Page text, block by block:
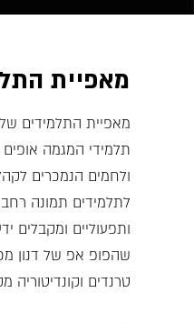
מאפיית
מאפיית התלמידים של
תלמידי המגמה
ולחמים הנמכרים
לתלמידים תמונה
ותפעוליים ומקבלים
שהפופ אפ של דנון
טרנדים